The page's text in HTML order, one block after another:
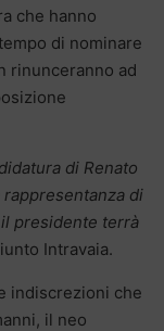
che hanno
di nominare
rinunceranno ad
di Renato
di
presidente terrà
Intravaia.
indiscrezioni che
il neo